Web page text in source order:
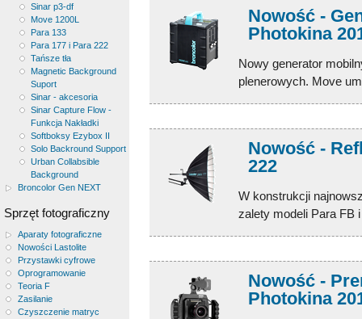
Sinar p3-df
Move 1200L
Para 133
Para 177 i Para 222
Tańsze tła
Magnetic Background
Suport
Sinar - akcesoria
Sinar Capture Flow -
Funkcja Nakładki
Softboksy Ezybox II
Solo Backround Support
Urban Collabsible
Background
Broncolor Gen NEXT
Sprzęt fotograficzny
Aparaty fotograficzne
Nowości Lastolite
Przystawki cyfrowe
Oprogramowanie
Teoria F
Zasilanie
Czyszczenie matryc
Nowość -
Photokina
Nowy generator
plenerowych. Move
Nowość -
222
W konstrukcji
zalety modeli Para FB
Nowość -
Photokina